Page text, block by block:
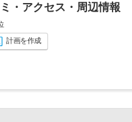
・アクセス・周辺情報
計画を作成